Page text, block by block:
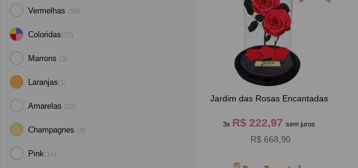
Vermelhas (58)
Coloridas(72)
Marrons (3)
Laranjas(1)
Amarelas (27)
Champagnes (9)
Pink(14)
Jardim das Rosas Encantadas
3x R$ 222,97sem juros
R$ 668,90